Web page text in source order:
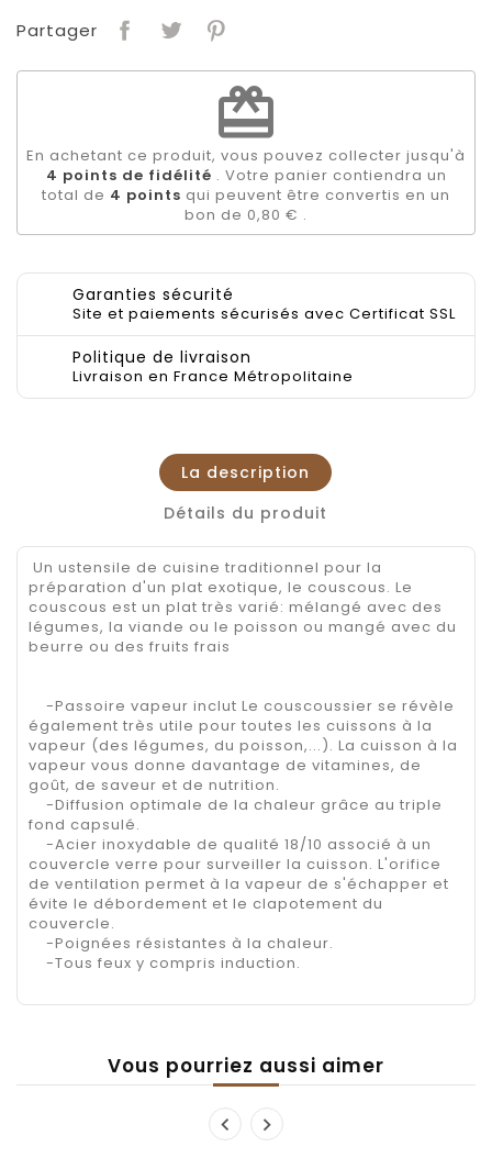
Partager
redeem
En achetant ce produit, vous pouvez collecter jusqu'à
4 points de fidélité . Votre panier contiendra un
total de 4 points qui peuvent être convertis en un
bon de 0,80 € .
Garanties sécurité
Site et paiements sécurisés avec Certificat SSL
Politique de livraison
Livraison en France Métropolitaine
La description
Détails du produit
Un ustensile de cuisine traditionnel pour la
préparation d'un plat exotique, le couscous. Le
couscous est un plat très varié: mélangé avec des
légumes, la viande ou le poisson ou mangé avec du
beurre ou des fruits frais
-Passoire vapeur inclut Le couscoussier se révèle
également très utile pour toutes les cuissons à la
vapeur (des légumes, du poisson,...). La cuisson à la
vapeur vous donne davantage de vitamines, de
goût, de saveur et de nutrition.
-Diffusion optimale de la chaleur grâce au triple
fond capsulé.
-Acier inoxydable de qualité 18/10 associé à un
couvercle verre pour surveiller la cuisson. L'orifice
de ventilation permet à la vapeur de s'échapper et
évite le débordement et le clapotement du
couvercle.
-Poignées résistantes à la chaleur.
-Tous feux y compris induction.
Vous pourriez aussi aimer